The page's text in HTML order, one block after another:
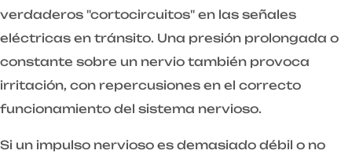
verdaderos "cortocircuitos" en las señales
eléctricas en tránsito. Una presión prolongada o
constante sobre un nervio también provoca
irritación, con repercusiones en el correcto
funcionamiento del sistema nervioso.
Si un impulso nervioso es demasiado débil o no